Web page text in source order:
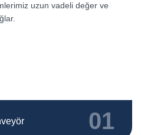
uzun vadeli değer ve
01